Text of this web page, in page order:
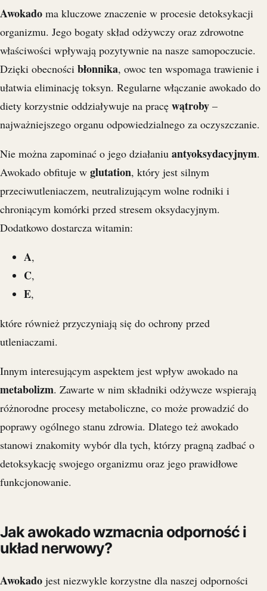
Awokado ma kluczowe znaczenie w procesie detoksykacji
organizmu. Jego bogaty skład odżywczy oraz zdrowotne
właściwości wpływają pozytywnie na nasze samopoczucie.
Dzięki obecności błonnika, owoc ten wspomaga trawienie i
ułatwia eliminację toksyn. Regularne włączanie awokado do
diety korzystnie oddziaływuje na pracę wątroby –
najważniejszego organu odpowiedzialnego za oczyszczanie.
Nie można zapominać o jego działaniu antyoksydacyjnym.
Awokado obfituje w glutation, który jest silnym
przeciwutleniaczem, neutralizującym wolne rodniki i
chroniącym komórki przed stresem oksydacyjnym.
Dodatkowo dostarcza witamin:
A,
C,
E,
które również przyczyniają się do ochrony przed
utleniaczami.
Innym interesującym aspektem jest wpływ awokado na
metabolizm. Zawarte w nim składniki odżywcze wspierają
różnorodne procesy metaboliczne, co może prowadzić do
poprawy ogólnego stanu zdrowia. Dlatego też awokado
stanowi znakomity wybór dla tych, którzy pragną zadbać o
detoksykację swojego organizmu oraz jego prawidłowe
funkcjonowanie.
Jak awokado wzmacnia odporność i
układ nerwowy?
Awokado jest niezwykle korzystne dla naszej odporności